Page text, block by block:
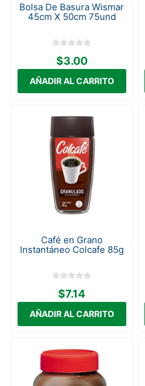
Bolsa De Basura Wismar
45cm X 50cm 75und
$3.00
Café en Grano
Instantáneo Colcafe 85g
$7.14